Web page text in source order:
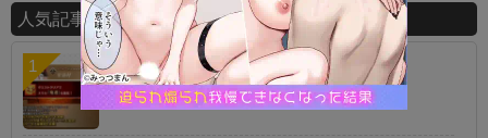
人気記事ランキング
【指摘】卑弥呼の強化はぶっ壊れじゃない？